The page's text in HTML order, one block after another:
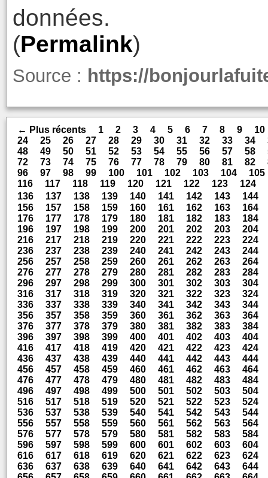
données.
(Permalink)
Source : https://
← Plus récents 1 2 3 4 5 6 7 8 9
10
24
25 26 27 28 29 30 31 32 33 34
48
49 50 51 52 53 54 55 56 57 58
72
73 74 75 76 77 78 79 80 81 82
96
97 98 99 100 101 102 103 104
105
116
117 118 119 120 121 122 123 124
136
137 138 139 140 141 142 143
144
156
157 158 159 160 161 162 163
164
176
177 178 179 180 181 182 183
184
196
197 198 199 200 201 202 203
204
216
217 218 219 220 221 222 223
224
236
237 238 239 240 241 242 243
244
256
257 258 259 260 261 262 263
264
276
277 278 279 280 281 282 283
284
296
297 298 299 300 301 302 303
304
316
317 318 319 320 321 322 323
324
336
337 338 339 340 341 342 343
344
356
357 358 359 360 361 362 363
364
376
377 378 379 380 381 382 383
384
396
397 398 399 400 401 402 403
404
416
417 418 419 420 421 422 423
424
436
437 438 439 440 441 442 443
444
456
457 458 459 460 461 462 463
464
476
477 478 479 480 481 482 483
484
496
497 498 499 500 501 502 503
504
516
517 518 519 520 521 522 523
524
536
537 538 539 540 541 542 543
544
556
557 558 559 560 561 562 563
564
576
577 578 579 580 581 582 583
584
596
597 598 599 600 601 602 603
604
616
617 618 619 620 621 622 623
624
636
637 638 639 640 641 642 643
644